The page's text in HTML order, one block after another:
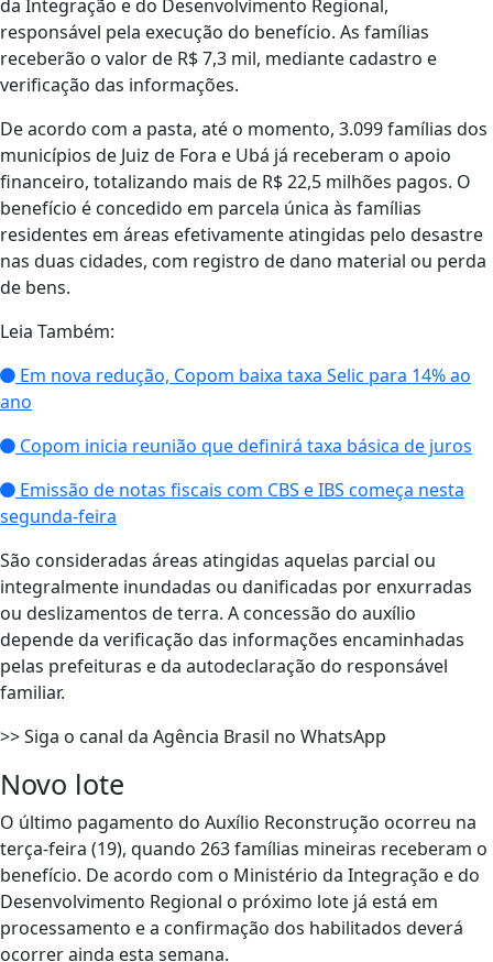
da Integração e do Desenvolvimento Regional,
responsável pela execução do benefício. As famílias
receberão o valor de R$ 7,3 mil, mediante cadastro e
verificação das informações.
De acordo com a pasta, até o momento, 3.099 famílias dos
municípios de Juiz de Fora e Ubá já receberam o apoio
financeiro, totalizando mais de R$ 22,5 milhões pagos. O
benefício é concedido em parcela única às famílias
residentes em áreas efetivamente atingidas pelo desastre
nas duas cidades, com registro de dano material ou perda
de bens.
Leia Também:
Em nova redução, Copom baixa taxa Selic para 14% ao
ano
Copom inicia reunião que definirá taxa básica de juros
Emissão de notas fiscais com CBS e IBS começa nesta
segunda-feira
São consideradas áreas atingidas aquelas parcial ou
integralmente inundadas ou danificadas por enxurradas
ou deslizamentos de terra. A concessão do auxílio
depende da verificação das informações encaminhadas
pelas prefeituras e da autodeclaração do responsável
familiar.
>> Siga o canal da Agência Brasil no WhatsApp
Novo lote
O último pagamento do Auxílio Reconstrução ocorreu na
terça-feira (19), quando 263 famílias mineiras receberam o
benefício. De acordo com o Ministério da Integração e do
Desenvolvimento Regional o próximo lote já está em
processamento e a confirmação dos habilitados deverá
ocorrer ainda esta semana.